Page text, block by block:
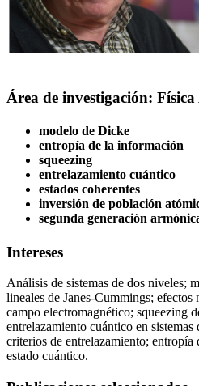
Área de investigación:
modelo de Dicke
entropía de la información
squeezing
entrelazamiento cuántico
estados coherentes
inversión de población
segunda generación
Intereses
Análisis de sistemas de dos niveles;
lineales de Janes-Cummings; efectos
campo electromagnético; squeezing
entrelazamiento cuántico en
criterios de entrelazamiento;
estado cuántico.